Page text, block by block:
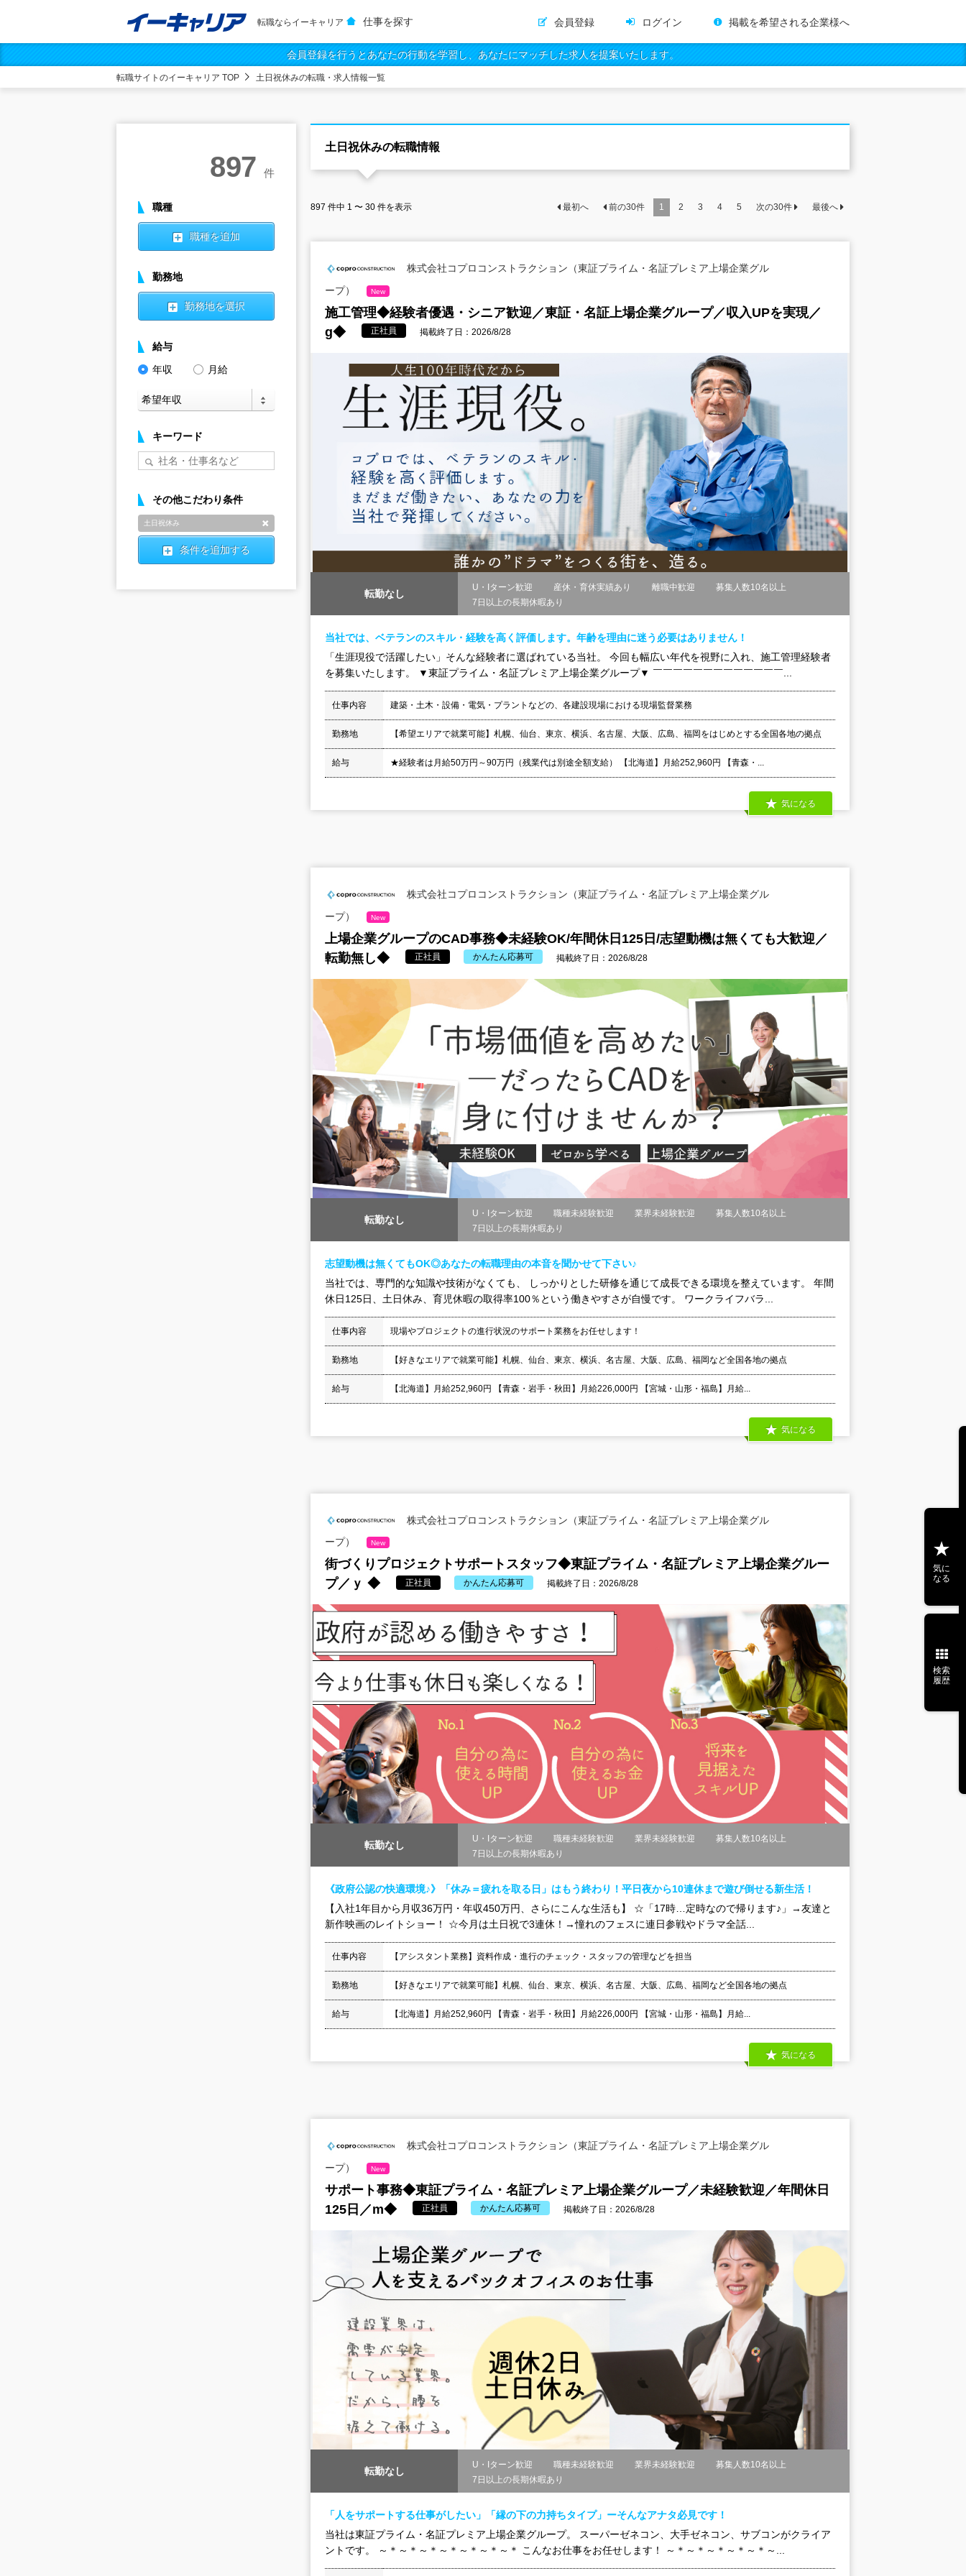
転職ならイーキャリア 仕事を探す 会員登録 ログイン 掲載を希望される企業様へ
会員登録を行うとあなたの行動を学習し、あなたにマッチした求人を提案いたします。
転職サイトのイーキャリア TOP 土日祝休みの転職・求人情報一覧
土日祝休みの転職情報
897 件中 1 〜 30 件を表示 最初へ 前の30件 1 2 3 4 5 次の30件 最後へ
株式会社コプロコンストラクション（東証プライム・名証プレミア上場企業グル
ープ）
New
施工管理◆経験者優遇・シニア歓迎／東証・名証上場企業グループ／収入UPを実現／
g◆
正社員 掲載終了日：2026/8/28
転勤なし
U・Iターン歓迎 産休・育休実績あり 離職中歓迎
募集人数10名以上
7日以上の長期休暇あり
当社では、ベテランのスキル・経験を高く評価します。年齢を理由に迷う必要はありません！
「生涯現役で活躍したい」そんな経験者に選ばれている当社。 今回も幅広い年代を視野に入れ、施工管理経験者
を募集いたします。 ▼東証プライム・名証プレミア上場企業グループ▼ ￣￣￣￣￣￣￣￣￣￣￣￣￣...
仕事内容 建築・土木・設備・電気・プラントなどの、各建設現場における現場監督業務
勤務地 【希望エリアで就業可能】札幌、仙台、東京、横浜、名古屋、大阪、広島、福岡をはじめとする全国各地の拠点
給与 ★経験者は月給50万円～90万円（残業代は別途全額支給） 【北海道】月給252,960円 【青森・...
気になる
株式会社コプロコンストラクション（東証プライム・名証プレミア上場企業グル
ープ）
New
上場企業グループのCAD事務◆未経験OK/年間休日125日/志望動機は無くても大歓迎／
転勤無し◆
正社員 かんたん応募可 掲載終了日：2026/8/28
転勤なし
U・Iターン歓迎 職種未経験歓迎 業界未経験歓迎
募集人数10名以上
7日以上の長期休暇あり
志望動機は無くてもOK◎あなたの転職理由の本音を聞かせて下さい♪
当社では、専門的な知識や技術がなくても、 しっかりとした研修を通じて成長できる環境を整えています。 年間
休日125日、土日休み、育児休暇の取得率100％という働きやすさが自慢です。 ワークライフバラ...
仕事内容 現場やプロジェクトの進行状況のサポート業務をお任せします！
勤務地 【好きなエリアで就業可能】札幌、仙台、東京、横浜、名古屋、大阪、広島、福岡など全国各地の拠点
給与 【北海道】月給252,960円 【青森・岩手・秋田】月給226,000円 【宮城・山形・福島】月給...
気になる
株式会社コプロコンストラクション（東証プライム・名証プレミア上場企業グル
ープ）
New
街づくりプロジェクトサポートスタッフ◆東証プライム・名証プレミア上場企業グルー
プ／ｙ ◆
正社員 かんたん応募可 掲載終了日：2026/8/28
転勤なし
U・Iターン歓迎 職種未経験歓迎 業界未経験歓迎
募集人数10名以上
7日以上の長期休暇あり
《政府公認の快適環境♪》「休み＝疲れを取る日」はもう終わり！平日夜から10連休まで遊び倒せる新生活！
【入社1年目から月収36万円・年収450万円、さらにこんな生活も】 ☆「17時…定時なので帰ります♪」→友達と
新作映画のレイトショー！ ☆今月は土日祝で3連休！→憧れのフェスに連日参戦やドラマ全話...
仕事内容 【アシスタント業務】資料作成・進行のチェック・スタッフの管理などを担当
勤務地 【好きなエリアで就業可能】札幌、仙台、東京、横浜、名古屋、大阪、広島、福岡など全国各地の拠点
給与 【北海道】月給252,960円 【青森・岩手・秋田】月給226,000円 【宮城・山形・福島】月給...
気になる
株式会社コプロコンストラクション（東証プライム・名証プレミア上場企業グル
ープ）
New
サポート事務◆東証プライム・名証プレミア上場企業グループ／未経験歓迎／年間休日
125日／m◆
正社員 かんたん応募可 掲載終了日：2026/8/28
転勤なし
U・Iターン歓迎 職種未経験歓迎 業界未経験歓迎
募集人数10名以上
7日以上の長期休暇あり
「人をサポートする仕事がしたい」「縁の下の力持ちタイプ」ーそんなアナタ必見です！
当社は東証プライム・名証プレミア上場企業グループ。 スーパーゼネコン、大手ゼネコン、サブコンがクライア
ントです。 ～＊～＊～＊～＊～＊～＊～＊ こんなお仕事をお任せします！ ～＊～＊～＊～＊～＊～...
897 件
職種
職種を追加
勤務地
勤務地を選択
給与
年収
月給
キーワード
その他こだわり条件
土日祝休み
条件を追加する
気に
なる
検索
履歴